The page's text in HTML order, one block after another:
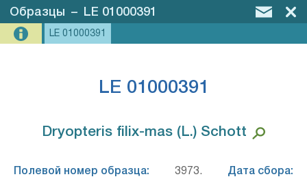
Образцы – LE 01000391
LE 01000391
LE 01000391
Dryopteris filix-mas (L.) Schott⁣
Полевой номер образца: 3973. Дата сбора: